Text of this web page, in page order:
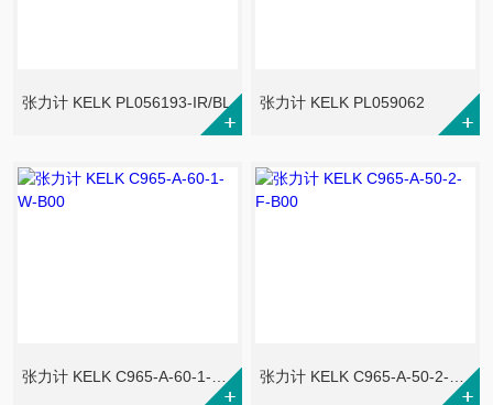
张力计 KELK PL056193-IR/BL 张力计 KELK PL059062